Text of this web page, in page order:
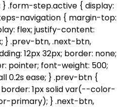
} .form-step.active { display:
navigation { margin-top:
flex; justify-content:
} .prev-btn, .next-btn,
12px 32px; border: none;
pointer; font-weight: 500;
0.2s ease; } .prev-btn {
1px solid var(--color-
primary); } .next-btn,